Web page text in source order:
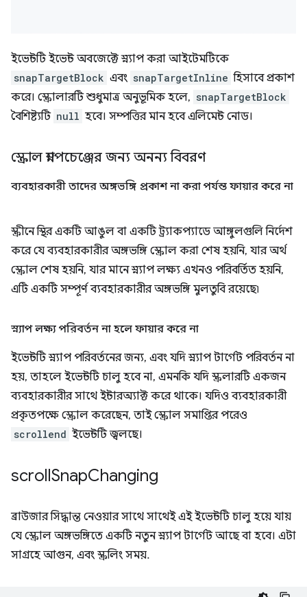
ইভেন্টটি ইভেন্ট অবজেক্টে স্ন্যাপ করা আইটেমটিকে
snapTargetBlock এবং snapTargetInline হিসাবে প্রকাশ
করে। স্ক্রোলারটি শুধুমাত্র অনুভূমিক হলে, snapTargetBlock
বৈশিষ্ট্যটি null হবে। সম্পত্তির মান হবে এলিমেন্ট নোড।
স্ক্রোল স্ন্যাপচেঞ্জের জন্য অনন্য বিবরণ
ব্যবহারকারী তাদের অঙ্গভঙ্গি প্রকাশ না করা পর্যন্ত ফায়ার করে না
স্ক্রীনে স্থির একটি আঙুল বা একটি ট্র্যাকপ্যাডে আঙ্গুলগুলি নির্দেশ
করে যে ব্যবহারকারীর অঙ্গভঙ্গি স্ক্রোল করা শেষ হয়নি, যার অর্থ
স্ক্রোল শেষ হয়নি, যার মানে স্ন্যাপ লক্ষ্য এখনও পরিবর্তিত হয়নি,
এটি একটি সম্পূর্ণ ব্যবহারকারীর অঙ্গভঙ্গি মুলতুবি রয়েছে৷
স্ন্যাপ লক্ষ্য পরিবর্তন না হলে ফায়ার করে না
ইভেন্টটি স্ন্যাপ পরিবর্তনের জন্য, এবং যদি স্ন্যাপ টার্গেট পরিবর্তন না
হয়, তাহলে ইভেন্টটি চালু হবে না, এমনকি যদি স্ক্রলারটি একজন
ব্যবহারকারীর সাথে ইন্টারঅ্যাক্ট করে থাকে। যদিও ব্যবহারকারী
প্রকৃতপক্ষে স্ক্রোল করেছেন, তাই স্ক্রোল সমাপ্তির পরেও
scrollend ইভেন্টটি জ্বলছে।
scrollSnapChanging
ব্রাউজার সিদ্ধান্ত নেওয়ার সাথে সাথেই এই ইভেন্টটি চালু হয়ে যায়
যে স্ক্রোল অঙ্গভঙ্গিতে একটি নতুন স্ন্যাপ টার্গেট আছে বা হবে। এটা
সাগ্রহে আগুন, এবং স্ক্রলিং সময়.